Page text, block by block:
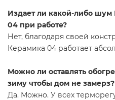
Издает ли какой-либо
04 при работе?
Нет, благодаря своей
Керамика 04 работает
Можно ли оставлять
зиму чтобы дом не замерз?
Да. Можно. У всех